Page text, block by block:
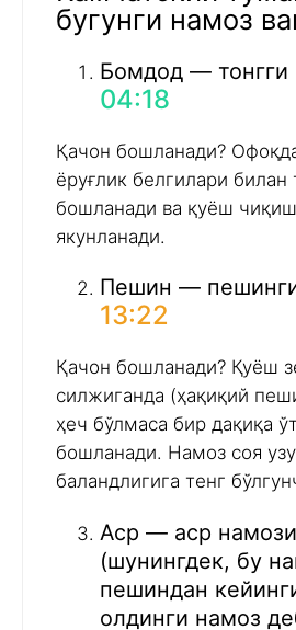
бугунги намоз
Бомдод — тонгги
04:18
Қачон бошланади?
ёруғлик белгилари билан
бошланади ва қуёш
якунланади.
Пешин —
13:22
Қачон бошланади? Қуёш
силжиганда (ҳақиқий
ҳеч бўлмаса бир дақиқа
бошланади. Намоз соя
баландлигига тенг
Аср — аср намози
(шунингдек, бу
пешиндан
олдинги намоз